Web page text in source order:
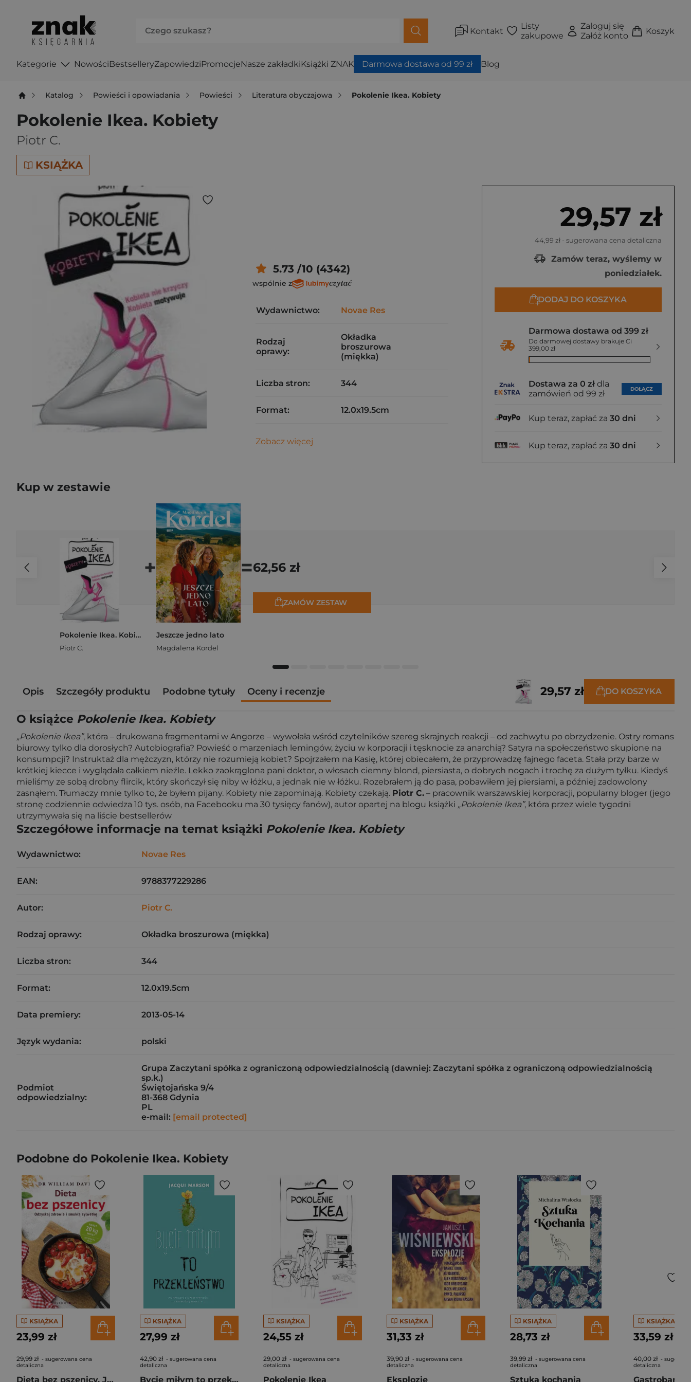
Kontakt
Listy
zakupowe
Zaloguj się
Załóż konto
Koszyk
Kategorie NowościBestselleryZapowiedziPromocjeNasze zakładkiKsiążki ZNAK Darmowa dostawa od 99 zł Blog
Katalog Powieści i opowiadania Powieści Literatura obyczajowa Pokolenie Ikea. Kobiety
Pokolenie Ikea. Kobiety
Piotr C.
KSIĄŻKA
29,57 zł
44,99 zł - sugerowana cena detaliczna
Zamów teraz, wyślemy w
poniedziałek.
DODAJ DO KOSZYKA
Darmowa dostawa od 399 zł
Do darmowej dostawy brakuje Ci
399,00 zł
Dostawa za 0 zł dla
zamówień od 99 zł
DOŁĄCZ
Kup teraz, zapłać za 30 dni
Kup teraz, zapłać za 30 dni
5.73 /10 (4342)
wspólnie z
Wydawnictwo: Novae Res
Rodzaj
oprawy:
Okładka
broszurowa
(miękka)
Liczba stron: 344
Format: 12.0x19.5cm
Zobacz więcej
Kup w zestawie
Pokolenie Ikea. Kobiety
Piotr C.
+
Jeszcze jedno lato
Magdalena Kordel
=62,56 zł
ZAMÓW ZESTAW
Opis Szczegóły produktu Podobne tytuły Oceny i recenzje 29,57 zł DO KOSZYKA
O książce Pokolenie Ikea. Kobiety
„Pokolenie Ikea”, która – drukowana fragmentami w Angorze – wywołała wśród czytelników szereg skrajnych reakcji – od zachwytu po obrzydzenie. Ostry romans
biurowy tylko dla dorosłych? Autobiografia? Powieść o marzeniach lemingów, życiu w korporacji i tęsknocie za anarchią? Satyra na społeczeństwo skupione na
konsumpcji? Instruktaż dla mężczyzn, którzy nie rozumieją kobiet? Spojrzałem na Kasię, której obiecałem, że przyprowadzę fajnego faceta. Stała przy barze w
krótkiej kiecce i wyglądała całkiem nieźle. Lekko zaokrąglona pani doktor, o włosach ciemny blond, piersiasta, o dobrych nogach i trochę za dużym tyłku. Kiedyś
mieliśmy ze sobą drobny flircik, który skończył się niby w łóżku, a jednak nie w łóżku. Rozebrałem ją do pasa, pobawiłem jej piersiami, a później zadowolony
zasnąłem. Tłumaczy mnie tylko to, że byłem pijany. Kobiety nie zapominają. Kobiety czekają. Piotr C. – pracownik warszawskiej korporacji, popularny bloger (jego
stronę codziennie odwiedza 10 tys. osób, na Facebooku ma 30 tysięcy fanów), autor opartej na blogu książki „Pokolenie Ikea”, która przez wiele tygodni
utrzymywała się na liście bestsellerów
Szczegółowe informacje na temat książki Pokolenie Ikea. Kobiety
Wydawnictwo: Novae Res
EAN: 9788377229286
Autor: Piotr C.
Rodzaj oprawy: Okładka broszurowa (miękka)
Liczba stron: 344
Format: 12.0x19.5cm
Data premiery: 2013-05-14
Język wydania: polski
Podmiot
odpowiedzialny:
Grupa Zaczytani spółka z ograniczoną odpowiedzialnością (dawniej: Zaczytani spółka z ograniczoną odpowiedzialnością
sp.k.)
Świętojańska 9/4
81-368 Gdynia
PL
e-mail: [email protected]
Podobne do Pokolenie Ikea. Kobiety
KSIĄŻKA
23,99 zł
29,99 zł - sugerowana cena
detaliczna
Dieta bez pszenicy. Jak pozbyć się pszennego brzucha i być zdrowym
KSIĄŻKA
27,99 zł
42,90 zł - sugerowana cena
detaliczna
Bycie miłym to przekleństwo
KSIĄŻKA
24,55 zł
29,00 zł - sugerowana cena
detaliczna
Pokolenie Ikea
KSIĄŻKA
31,33 zł
39,90 zł - sugerowana cena
detaliczna
Eksplozje
KSIĄŻKA
28,73 zł
39,99 zł - sugerowana cena
detaliczna
Sztuka kochania
KSIĄŻKA
33,59 zł
40,00 zł -
detaliczna